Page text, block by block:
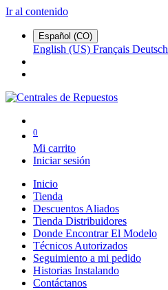
Ir al contenido
Español (CO)
English (US) Français Deutsch
0
Mi carrito
Iniciar sesión
Inicio
Tienda
Descuentos Aliados
Tienda Distribuidores
Donde Encontrar El Modelo
Técnicos Autorizados
Seguimiento a mi pedido
Historias Instalando
Contáctanos